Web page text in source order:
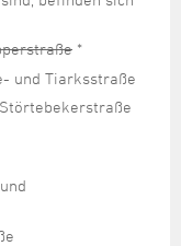
*
und Tiarksstraße